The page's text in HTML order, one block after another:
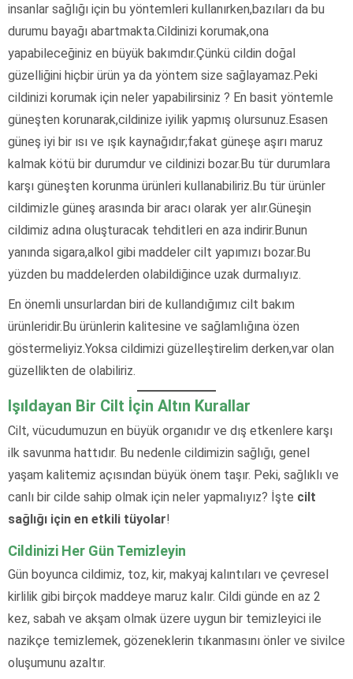
insanlar sağlığı için bu yöntemleri kullanırken,bazıları da bu
durumu bayağı abartmakta.Cildinizi korumak,ona
yapabileceğiniz en büyük bakımdır.Çünkü cildin doğal
güzelliğini hiçbir ürün ya da yöntem size sağlayamaz.Peki
cildinizi korumak için neler yapabilirsiniz ? En basit yöntemle
güneşten korunarak,cildinize iyilik yapmış olursunuz.Esasen
güneş iyi bir ısı ve ışık kaynağıdır;fakat güneşe aşırı maruz
kalmak kötü bir durumdur ve cildinizi bozar.Bu tür durumlara
karşı güneşten korunma ürünleri kullanabiliriz.Bu tür ürünler
cildimizle güneş arasında bir aracı olarak yer alır.Güneşin
cildimiz adına oluşturacak tehditleri en aza indirir.Bunun
yanında sigara,alkol gibi maddeler cilt yapımızı bozar.Bu
yüzden bu maddelerden olabildiğince uzak durmalıyız.
En önemli unsurlardan biri de kullandığımız cilt bakım
ürünleridir.Bu ürünlerin kalitesine ve sağlamlığına özen
göstermeliyiz.Yoksa cildimizi güzelleştirelim derken,var olan
güzellikten de olabiliriz.
Işıldayan Bir Cilt İçin Altın Kurallar
Cilt, vücudumuzun en büyük organıdır ve dış etkenlere karşı
ilk savunma hattıdır. Bu nedenle cildimizin sağlığı, genel
yaşam kalitemiz açısından büyük önem taşır. Peki, sağlıklı ve
canlı bir cilde sahip olmak için neler yapmalıyız? İşte cilt
sağlığı için en etkili tüyolar!
Cildinizi Her Gün Temizleyin
Gün boyunca cildimiz, toz, kir, makyaj kalıntıları ve çevresel
kirlilik gibi birçok maddeye maruz kalır. Cildi günde en az 2
kez, sabah ve akşam olmak üzere uygun bir temizleyici ile
nazikçe temizlemek, gözeneklerin tıkanmasını önler ve sivilce
oluşumunu azaltır.